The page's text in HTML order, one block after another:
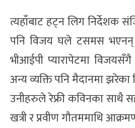
त्यहाँबाट हट्न लिग निर्देशक
पनि विजय घले टसमस
भीआईपी प्यारापेटमा
अन्य व्यक्ति पनि मैदानमा
उनीहरुले रेफ्री कविनका साथै
खत्री र प्रवीण गौतममाथि